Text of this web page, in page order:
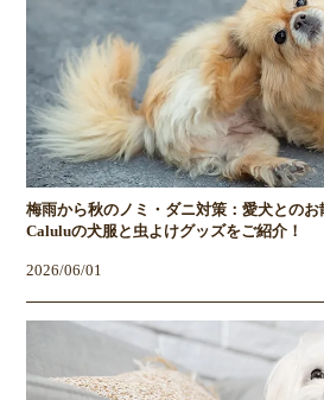
梅雨から秋のノミ・ダニ対策：愛犬とのお
Caluluの犬服と虫よけグッズをご紹介！
2026/06/01